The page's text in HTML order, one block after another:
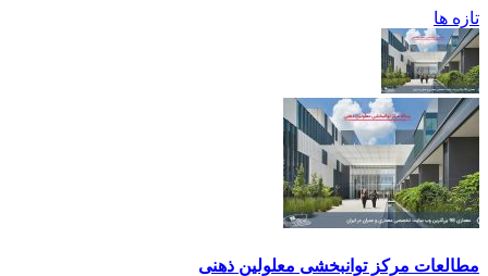
تازه ها
مطالعات مرکز توانبخشی معلولین ذهنی